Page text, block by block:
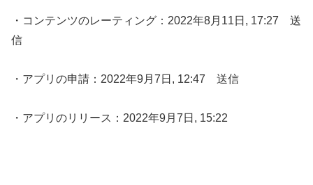
・コンテンツのレーティング：2022年8月11日, 17:27 送
信
・アプリの申請：2022年9月7日, 12:47 送信
・アプリのリリース：2022年9月7日, 15:22